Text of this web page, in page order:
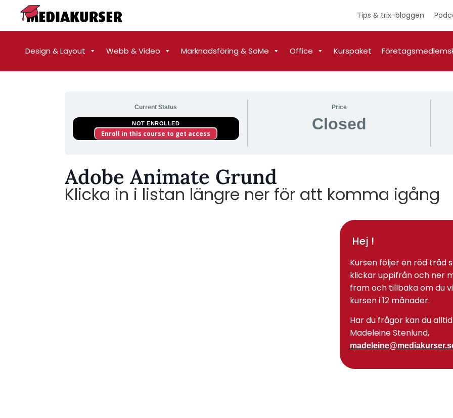
Tips & trix-bloggen
Design & Layout Webb & Video Marknadsföring & SoMe Office Kurspaket
Current Status
NOT ENROLLED
Enroll in this course to get access
Price
Closed
Adobe Animate Grund
Klicka in i listan längre ner för att komma igång
Hej !
Kursen följer en röd tråd
klickar uppifrån och ner
fram och tillbaka om du
kursen i 12 månader.
Har du frågor kan du
Madeleine Stenlund,